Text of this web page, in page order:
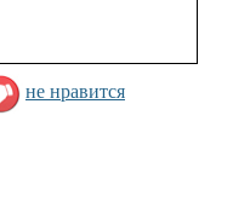
не нравится